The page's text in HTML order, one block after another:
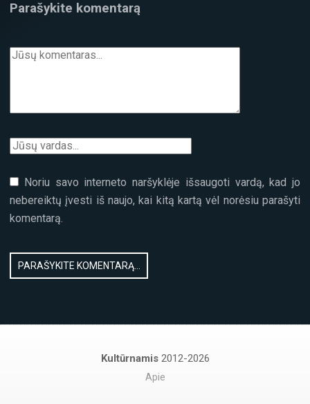
Parašykite komentarą
Noriu savo interneto naršyklėje išsaugoti vardą, kad jo
nebereiktų įvesti iš naujo, kai kitą kartą vėl norėsiu parašyti
komentarą.
Kultūrnamis 2012-2026
Apie